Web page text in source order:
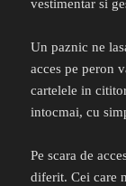
vestimentar si
Un paznic ne
acces pe peron
cartelele in
intocmai, cu
Pe scara de
diferit. Cei care